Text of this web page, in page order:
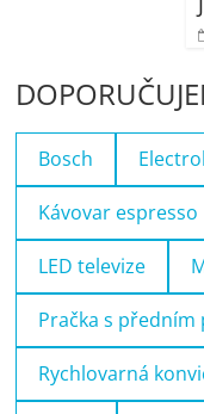
Bosch
Kávovar espresso
LED televize
Pračka s předním
Rychlovarná